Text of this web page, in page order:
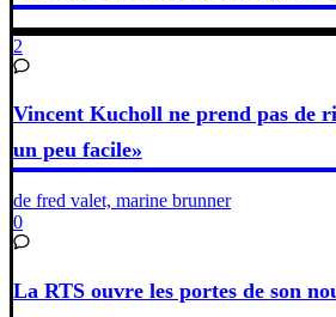
2
Vincent Kucholl ne prend pas de
un peu facile»
de fred valet, marine brunner
0
La RTS ouvre les portes de son